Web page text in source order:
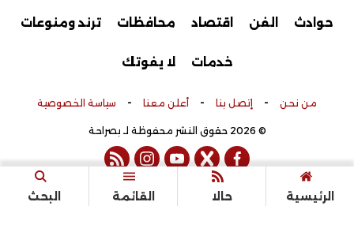
الرئيسية حالا القائمة البحث
حوادث الفن اقتصاد محافظات ترند ومنوعات
خدمات لا يفوتك
من نحن - إتصل بنا - أعلن معنا - سياسة الخصوصية
© 2026 حقوق النشر محفوظة لـ بصراحة
facebook
twitter
youtube
instagram
rss feed
تم التطوير بواسطة